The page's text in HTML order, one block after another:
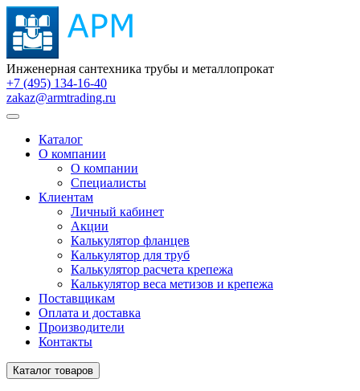
Инженерная сантехника трубы и металлопрокат
+7 (495) 134-16-40
zakaz@armtrading.ru
Каталог
О компании
О компании
Специалисты
Клиентам
Личный кабинет
Акции
Калькулятор фланцев
Калькулятор для труб
Калькулятор расчета крепежа
Калькулятор веса метизов и крепежа
Поставщикам
Оплата и доставка
Производители
Контакты
Каталог товаров